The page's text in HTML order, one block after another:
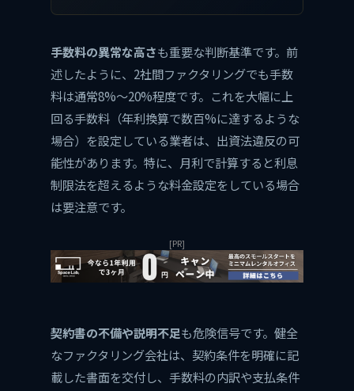
手数料の異常な高さも重要な判断基準です。前
述したように、2社間ファクタリングでも手数
料は通常8%〜20%程度です。これを大幅に上
回る手数料（年利換算で数百%に達するような
場合）を設定している業者は、出資法違反の可
能性があります。特に、月利で計算すると利息
制限法を超えるような料金設定をしている場合
は要注意です。
[PR]
契約書の不備や説明不足も危険信号です。健全
なファクタリング会社は、契約条件を明確に記
載した書面を交付し、手数料の内訳や支払条件